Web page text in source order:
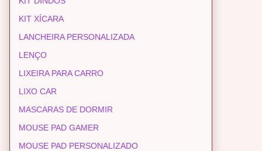
KIT XÍCARA
LANCHEIRA PERSONALIZADA
LENÇO
LIXEIRA PARA CARRO
LIXO CAR
MASCARAS DE DORMIR
MOUSE PAD GAMER
MOUSE PAD PERSONALIZADO